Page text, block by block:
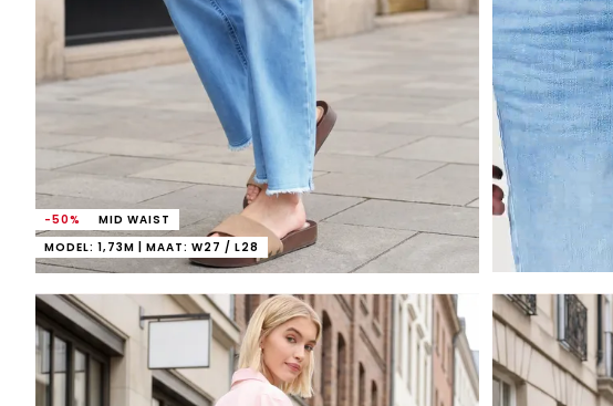
-50%
MID WAIST
MODEL: 1,73M | MAAT: W27 / L28